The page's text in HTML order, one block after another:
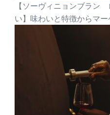
【ソーヴィニョンブラン
い】味わいと特徴からマ